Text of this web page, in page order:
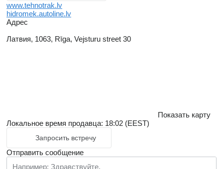
www.tehnotrak.lv
hidromek.autoline.lv
Адрес
Латвия, 1063, Rīga, Vejsturu street 30
Показать карту
Локальное время продавца: 18:02 (EEST)
Запросить встречу
Отправить сообщение